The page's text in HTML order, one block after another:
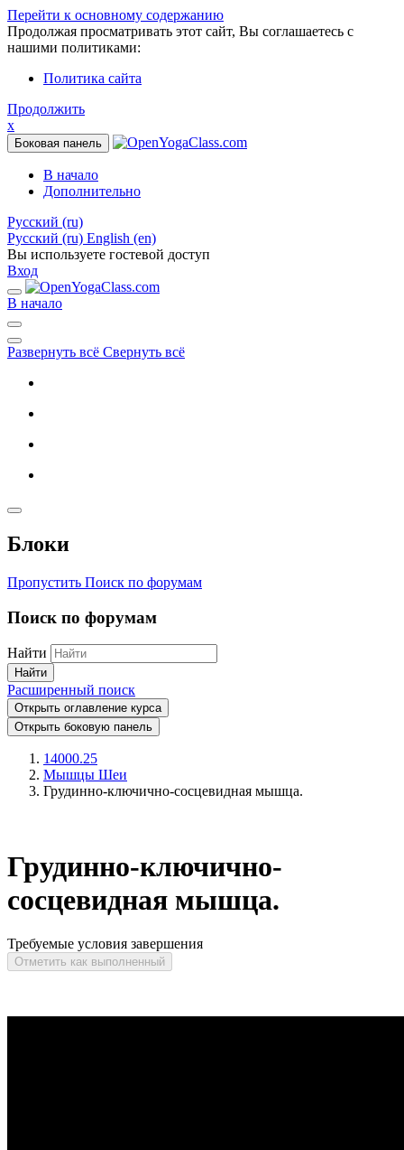
Перейти к основному содержанию
Продолжая просматривать этот сайт, Вы соглашаетесь с
нашими политиками:
Политика сайта
Продолжить
x
Боковая панель
В начало
Дополнительно
Русский ‎(ru)‎
Русский ‎(ru)‎ English ‎(en)‎
Вы используете гостевой доступ
Вход
В начало
Развернуть всё Свернуть всё
Блоки
Пропустить Поиск по форумам
Поиск по форумам
Найти
Найти
Расширенный поиск
Открыть оглавление курса
Открыть боковую панель
14000.25
Мышцы Шеи
Грудинно-ключично-сосцевидная мышца.
Грудинно-ключично-
сосцевидная мышца.
Требуемые условия завершения
Отметить как выполненный